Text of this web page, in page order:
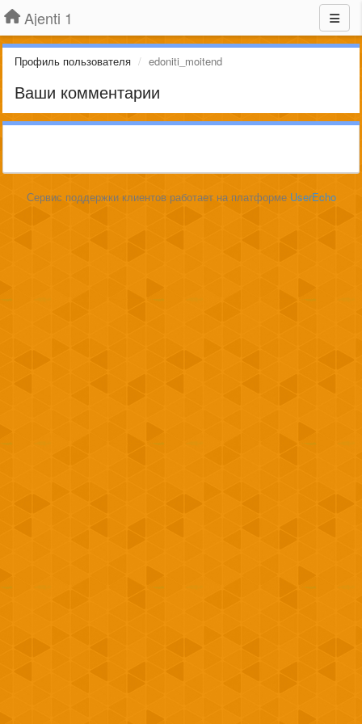
Ajenti 1
Профиль пользователя edoniti_moitend
Ваши комментарии
Сервис поддержки клиентов работает на платформе UserEcho